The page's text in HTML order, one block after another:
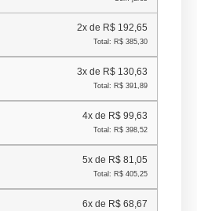
2x de R$ 192,65
Total: R$ 385,30
3x de R$ 130,63
Total: R$ 391,89
4x de R$ 99,63
Total: R$ 398,52
5x de R$ 81,05
Total: R$ 405,25
6x de R$ 68,67